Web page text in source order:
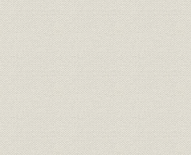
広報;統計 作成統計一覧
経営 要望・意見一覧